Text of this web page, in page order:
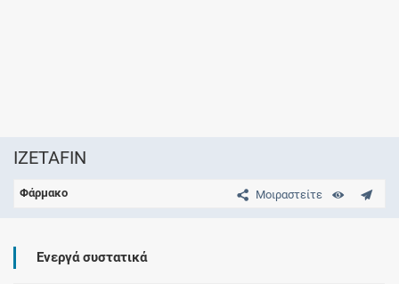
IZETAFIN
Μοιραστείτε
Φάρμακο
Ενεργά συστατικά